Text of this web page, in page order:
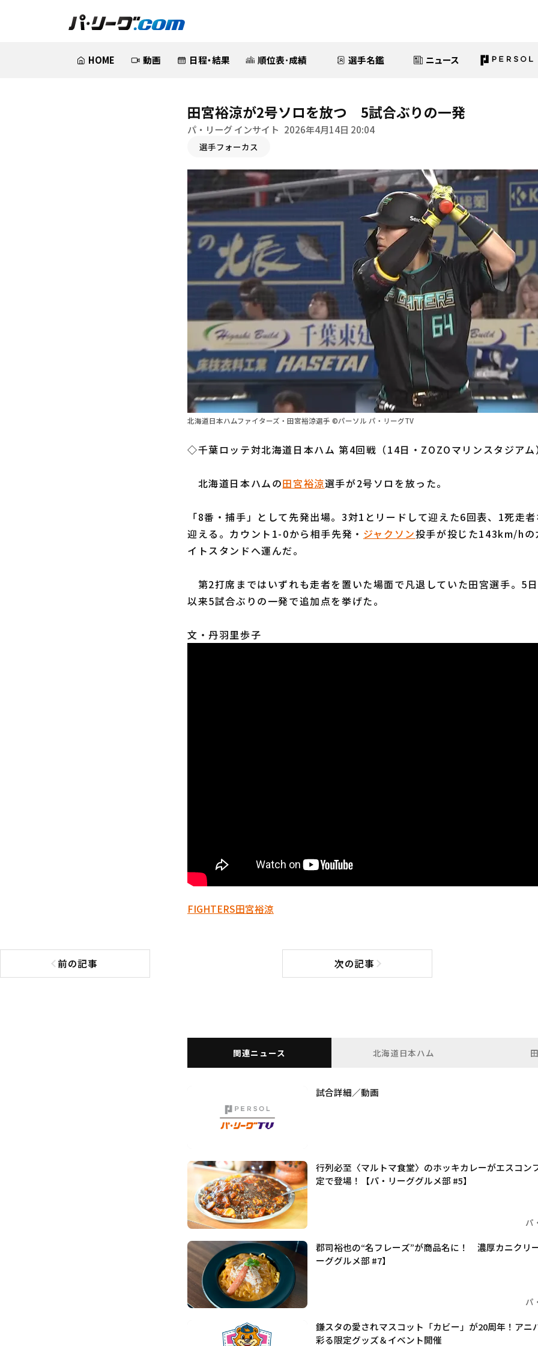
HOME 動画 日程・結果 順位表･成績 選手名鑑 ニュース
田宮裕涼が2号ソロを放つ 5試合ぶりの一発
パ・リーグ インサイト 2026年4月14日 20:04
選手フォーカス
北海道日本ハムファイターズ・田宮裕涼選手 ©パーソル パ・リーグTV
◇千葉ロッテ対北海道日本ハム 第4回戦（14日・ZOZOマリンスタジアム
北海道日本ハムの田宮裕涼選手が2号ソロを放った。
「8番・捕手」として先発出場。3対1とリードして迎えた6回表、1死走
迎える。カウント1-0から相手先発・ ジャクソン投手が投じた143km/hの
イトスタンドへ運んだ。
第2打席まではいずれも走者を置いた場面で凡退していた田宮選手。5
以来5試合ぶりの一発で追加点を挙げた。
文・丹羽里歩子
FIGHTERS田宮裕涼
前の記事
前の記事へ 次の記事次の記事へ
関連ニュース 北海道日本ハム
試合詳細／動画
行列必至〈マルトマ食堂〉のホッキカレーがエスコン
定で登場！【パ・リーググルメ部 #5】
パ
郡司裕也の“名フレーズ”が商品名に！ 濃厚カニクリ
ーググルメ部 #7】
パ
鎌スタの愛されマスコット「カビー」が20周年！アニ
彩る限定グッズ＆イベント開催